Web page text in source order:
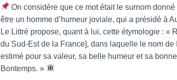
On considère que ce mot était le surnom
être un homme d’humeur joviale, qui a présidé à
Le Littré propose, quant à lui, cette étymologie :
du Sud-Est de la France], dans laquelle le nom
estimé pour sa valeur, sa belle humeur et sa
Bontemps. »